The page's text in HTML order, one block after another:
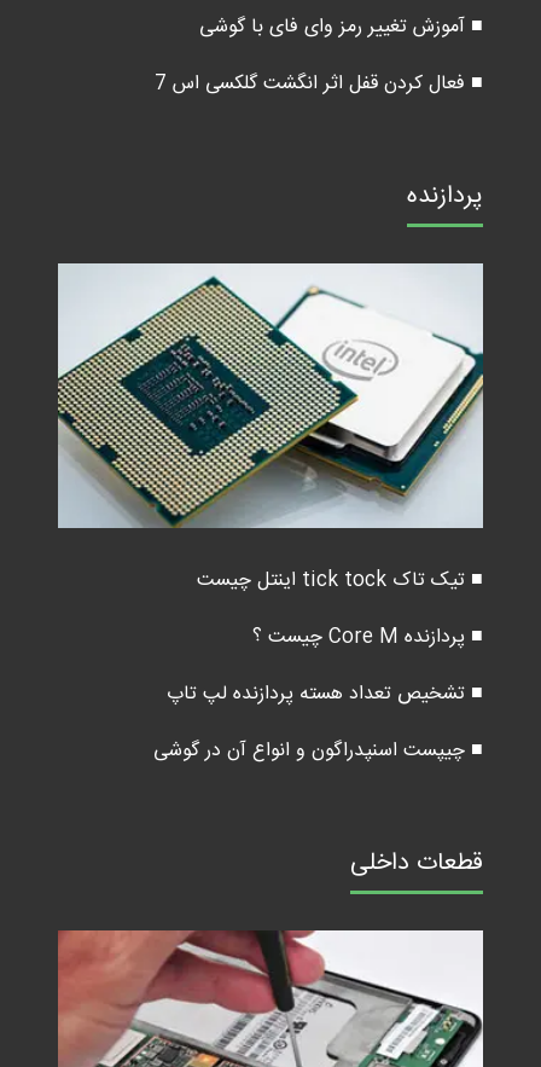
■ آموزش تغییر رمز وای فای با گوشی
■ فعال کردن قفل اثر انگشت گلکسی اس 7
پردازنده
■ تیک تاک tick tock اینتل چیست
■ پردازنده Core M چیست ؟
■ تشخیص تعداد هسته پردازنده لپ تاپ
■ چیپست اسنپدراگون و انواع آن در گوشی
قطعات داخلی